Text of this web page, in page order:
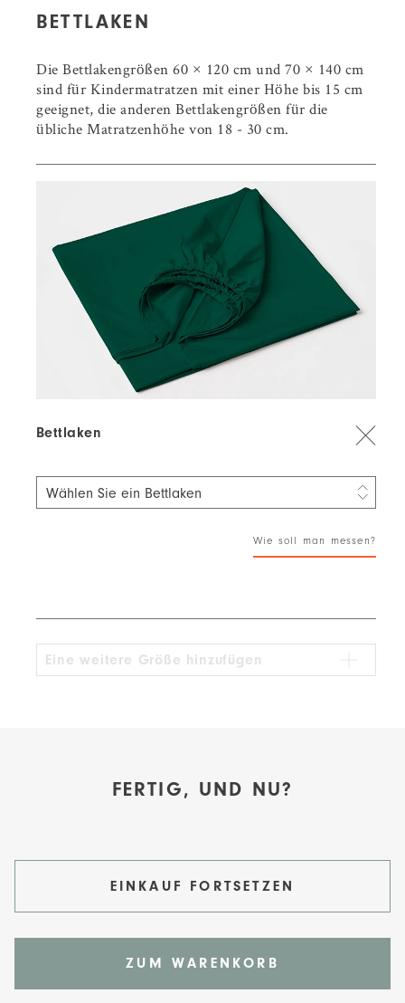
BETTLAKEN
Die Bettlakengrößen 60 × 120 cm und 70 × 140 cm
sind für Kindermatratzen mit einer Höhe bis 15 cm
geeignet, die anderen Bettlakengrößen für die
übliche Matratzenhöhe von 18 - 30 cm.
Bettlaken
Wählen Sie ein Bettlaken
100 × 200 cm 55,09 €
Wie soll man messen?
Eine weitere Größe hinzufügen
FERTIG, UND NU?
EINKAUF FORTSETZEN
ZUM WARENKORB